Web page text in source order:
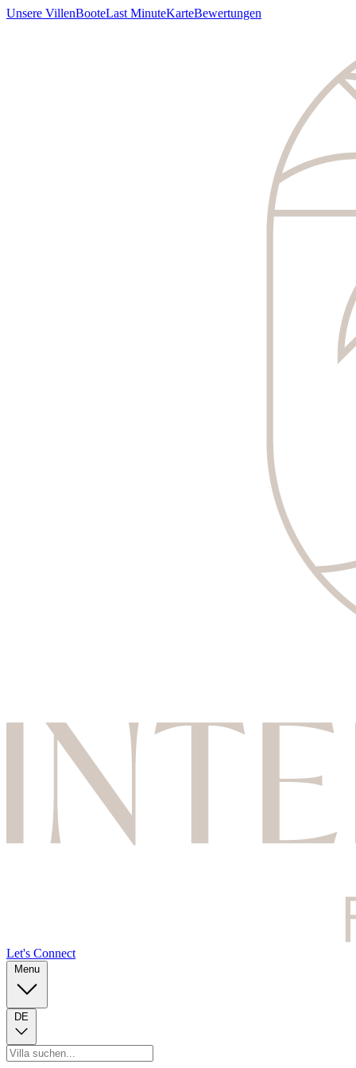
Unsere VillenBooteLast MinuteKarteBewertungen
Let's Connect